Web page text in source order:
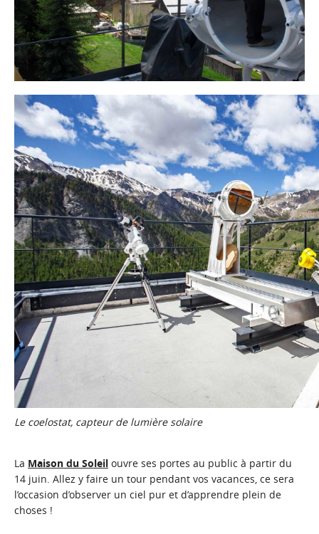
Le coelostat, capteur de lumière solaire
La Maison du Soleil ouvre ses portes au public à partir du
14 juin. Allez y faire un tour pendant vos vacances, ce sera
l’occasion d’observer un ciel pur et d’apprendre plein de
choses !